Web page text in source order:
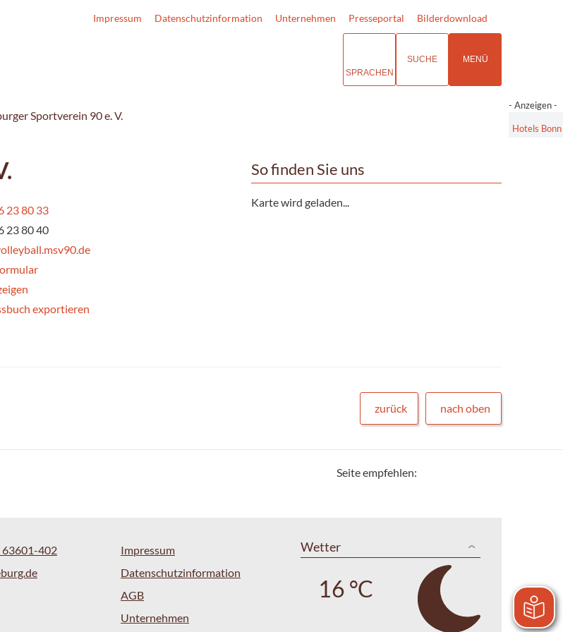
Impressum Datenschutzinformation Unternehmen Presseportal Bilderdownload
SPRACHEN
SUCHE MENÜ
Sportverein 90 e. V.
23 80 33
23 80 40
exportieren
So finden Sie uns
Karte wird geladen...
zurück nach oben
Seite empfehlen:
63601-402
Impressum
Datenschutzinformation
AGB
Unternehmen
Wetter
16 °C
- Anzeigen -
Hotels Bonn